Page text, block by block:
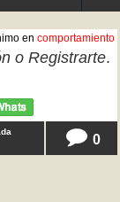
en comportamiento
o Registrarte.
0